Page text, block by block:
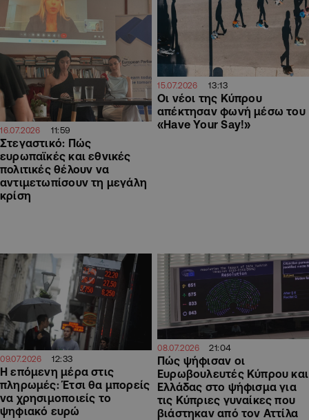
16.07.2026 11:59
Στεγαστικό: Πώς
ευρωπαϊκές και εθνικές
πολιτικές θέλουν να
αντιμετωπίσουν τη μεγάλη
κρίση
15.07.2026 13:13
Οι νέοι της Κύπρου
απέκτησαν φωνή μέσω του
«Have Your Say!»
09.07.2026 12:33
Η επόμενη μέρα στις
πληρωμές: Έτσι θα μπορείς
να χρησιμοποιείς το
ψηφιακό ευρώ
08.07.2026 21:04
Πώς ψήφισαν οι
Ευρωβουλευτές Κύπρου και
Ελλάδας στο ψήφισμα για
τις Κύπριες γυναίκες που
βιάστηκαν από τον Αττίλα